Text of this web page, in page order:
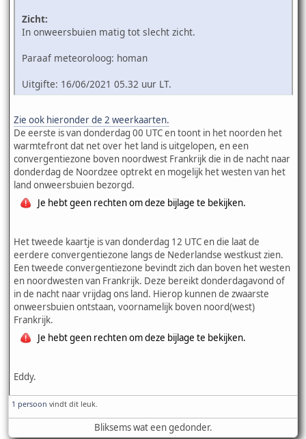
Zicht:
In onweersbuien matig tot slecht zicht.
Paraaf meteoroloog: homan
Uitgifte: 16/06/2021 05.32 uur LT.
Zie ook hieronder de 2 weerkaarten.
De eerste is van donderdag 00 UTC en toont in het noorden het
warmtefront dat net over het land is uitgelopen, en een
convergentiezone boven noordwest Frankrijk die in de nacht naar
donderdag de Noordzee optrekt en mogelijk het westen van het
land onweersbuien bezorgd.
Je hebt geen rechten om deze bijlage te bekijken.
Het tweede kaartje is van donderdag 12 UTC en die laat de
eerdere convergentiezone langs de Nederlandse westkust zien.
Een tweede convergentiezone bevindt zich dan boven het westen
en noordwesten van Frankrijk. Deze bereikt donderdagavond of
in de nacht naar vrijdag ons land. Hierop kunnen de zwaarste
onweersbuien ontstaan, voornamelijk boven noord(west)
Frankrijk.
Je hebt geen rechten om deze bijlage te bekijken.
Eddy.
1 persoon vindt dit leuk.
Bliksems wat een gedonder.